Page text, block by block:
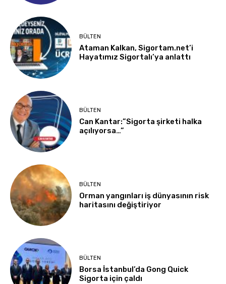
BÜLTEN
Ataman Kalkan, Sigortam.net’i
Hayatımız Sigortalı’ya anlattı
BÜLTEN
Can Kantar:”Sigorta şirketi halka
açılıyorsa…”
BÜLTEN
Orman yangınları iş dünyasının risk
haritasını değiştiriyor
BÜLTEN
Borsa İstanbul’da Gong Quick
Sigorta için çaldı